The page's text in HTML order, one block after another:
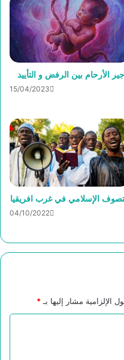
الأرحام بين الرفض و التأييد
15/04/2023
الإسلامي في غرب افريقيا
04/10/2022
الإلزامية مشار إليها بـ *